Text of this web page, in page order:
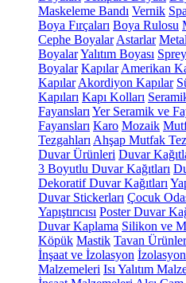
Maskeleme Bandı Vernik
Boya Fırçaları Boya Rulosu
Cephe Boyalar Astarlar
BoyalarYalıtım Boyası
Boyalar Kapılar Amerikan
Kapılar Akordiyon Kapılar
Kapıları Kapı Kolları
Fayansları Yer Seramik ve
Fayansları Karo Mozaik
Tezgahları Ahşap Mutfak
Duvar Ürünleri Duvar
3 Boyutlu Duvar Kağıtları
Dekoratif Duvar Kağıtları
Duvar Stickerları Çocuk
Yapıştırıcısı Poster Duvar
Duvar Kaplama Silikon ve
Köpük Mastik Tavan
İnşaat ve İzolasyon
Malzemeleri Isı Yalıtım